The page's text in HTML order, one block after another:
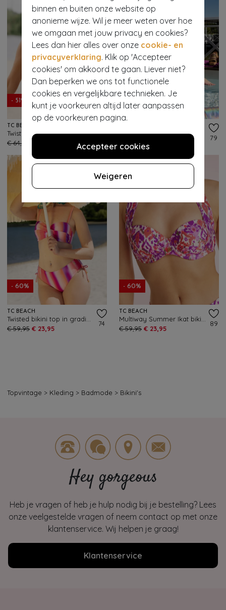
binnen en buiten onze website op
anonieme wijze. Wil je meer weten over hoe
we omgaan met jouw privacy en cookies?
Lees dan hier alles over onze cookie- en
privacyverklaring. Klik op 'Accepteer
cookies' om akkoord te gaan. Liever niet?
Dan beperken we ons tot functionele
cookies en vergelijkbare technieken. Je
kunt je voorkeuren altijd later aanpassen
op de voorkeuren pagina.
Accepteer cookies
Weigeren
- 51%
TC BEACH
Twisted bikini top in inktblauw
€ 64,95
- 60%
€ 59,95
79
- 60%
TC BEACH
€ 59,95 € 23,95
74
- 60%
TC BEACH
€ 59,95 € 23,95
89
Topvintage > Kleding > Badmode > Bikini's
Hey gorgeous
Heb je vragen of heb je hulp nodig bij je bestelling? Lees
onze veelgestelde vragen of neem contact op met onze
klantenservice. Wij helpen je graag!
Klantenservice